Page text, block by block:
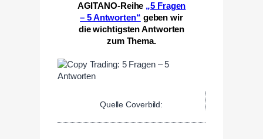
AGITANO-Reihe „5 Fragen
– 5 Antworten“ geben wir
die wichtigsten Antworten
zum Thema.
Quelle Coverbild: